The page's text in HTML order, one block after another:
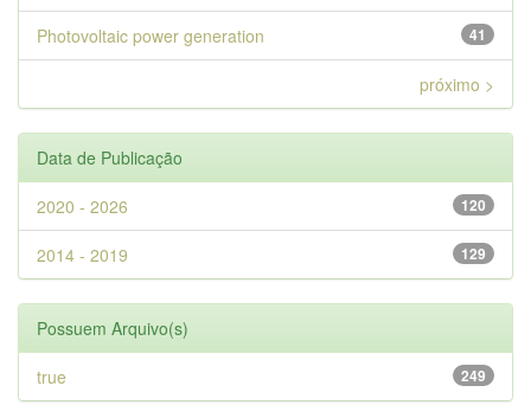
41
Photovoltaic power generation
próximo >
Data de Publicação
120
2020 - 2026
129
2014 - 2019
Possuem Arquivo(s)
249
true